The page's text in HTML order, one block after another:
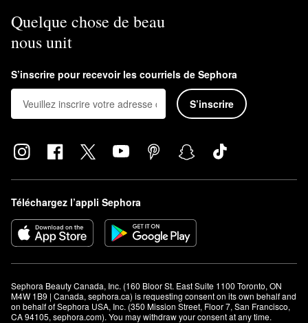
Quelque chose de beau
nous unit
S’inscrire pour recevoir les courriels de Sephora
S’inscrire
Téléchargez l’appli Sephora
Sephora Beauty Canada, Inc. (160 Bloor St. East Suite 1100 Toronto, ON
M4W 1B9 | Canada, sephora.ca) is requesting consent on its own behalf and
on behalf of Sephora USA, Inc. (350 Mission Street, Floor 7, San Francisco,
CA 94105, sephora.com). You may withdraw your consent at any time.